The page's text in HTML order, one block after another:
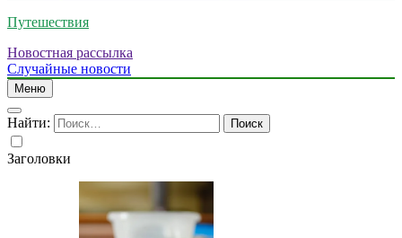
Путешествия
Новостная рассылка
Случайные новости
Меню
Найти:
Заголовки